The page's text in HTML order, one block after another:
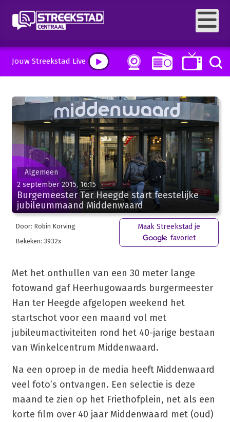
Jouw Streekstad Live
Algemeen
2 september 2015, 16:15
Burgemeester Ter Heegde start feestelijke
jubileummaand Middenwaard
Door: Robin Korving
Bekeken: 3932x
Maak Streekstad je
favoriet
Met het onthullen van een 30 meter lange
fotowand gaf Heerhugowaards burgermeester
Han ter Heegde afgelopen weekend het
startschot voor een maand vol met
jubileumactiviteiten rond het 40-jarige bestaan
van Winkelcentrum Middenwaard.
Na een oproep in de media heeft Middenwaard
veel foto’s ontvangen. Een selectie is deze
maand te zien op het Friethofplein, net als een
korte film over 40 jaar Middenwaard met (oud)